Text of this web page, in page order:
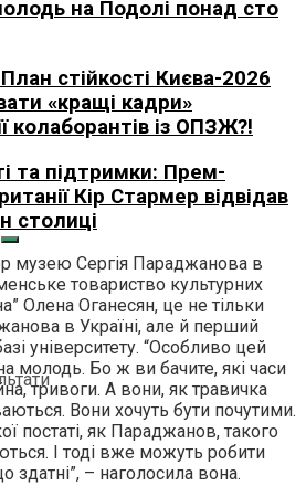
на Подолі понад сто
стійкості Києва-2026
«кращі кадри»
колаборантів із ОПЗЖ?!
та підтримки: Прем-
Кір Стармер відвідав
столиці
музею Сергія Параджанова в
товариство культурних
Олена Оганесян, це не тільки
в Україні, але й перший
університету. “Особливо цей
молодь. Бо ж ви бачите, які часи
тривоги. А вони, як травичка
Вони хочуть бути почутими.
постаті, як Параджанов, такого
І тоді вже можуть робити
здатні”, – наголосила вона.